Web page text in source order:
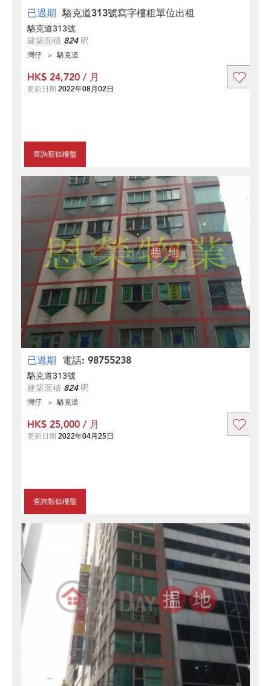
已過期 駱克道313號寫字樓租單位出租
駱克道313號
建築面積 824呎
灣仔 駱克道
查詢類似樓盤
HK$ 24,720 / 月
更新日期 2022年08月02日
已過期 電話: 98755238
駱克道313號
建築面積 824呎
灣仔 駱克道
查詢類似樓盤
HK$ 25,000 / 月
更新日期 2022年04月25日